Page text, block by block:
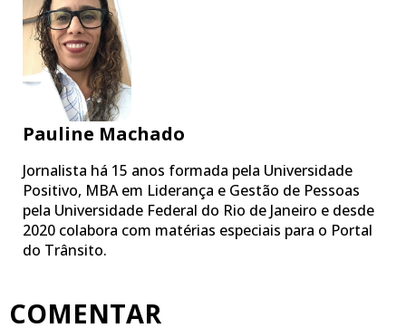
Pauline Machado
Jornalista há 15 anos formada pela Universidade
Positivo, MBA em Liderança e Gestão de Pessoas
pela Universidade Federal do Rio de Janeiro e desde
2020 colabora com matérias especiais para o Portal
do Trânsito.
COMENTAR